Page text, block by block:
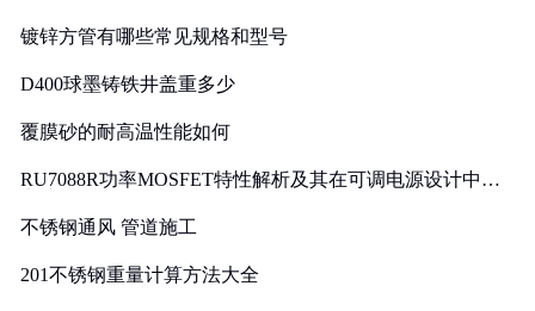
镀锌方管有哪些常见规格和型号
D400球墨铸铁井盖重多少
覆膜砂的耐高温性能如何
RU7088R功率MOSFET特性解析及其在可调电源设计中的
不锈钢通风 管道施工
201不锈钢重量计算方法大全